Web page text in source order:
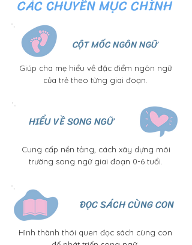
CỘT MỐC NGÔN NGỮ
Giúp cha mẹ hiểu về đặc điểm ngôn ngữ
của trẻ theo từng giai đoạn.
HIỂU VỀ SONG NGỮ
Cung cấp nền tảng, cách xây dựng môi
trường song ngữ giai đoạn 0-6 tuổi.
CÁC CHUYÊN MỤC CHÍNH
ĐỌC SÁCH CÙNG CON
Hình thành thói quen đọc sách cùng con